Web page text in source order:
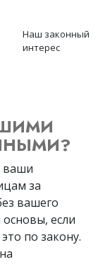
Наш законный
интерес
ваши
за
вашего
если
по закону.